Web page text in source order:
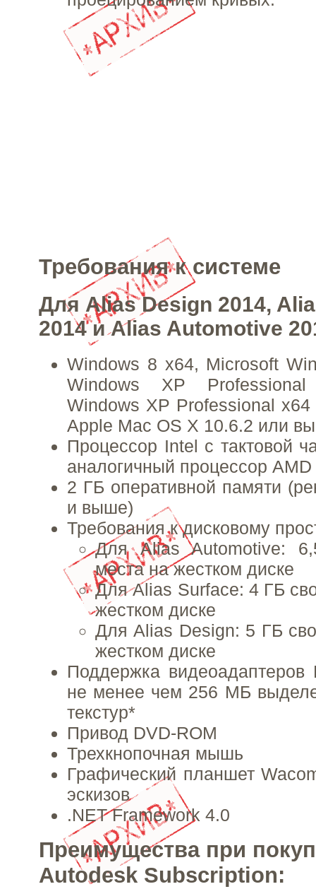
Требования к системе
Для Alias Design 2014,
2014 и Alias Automotive
Windows 8 x64, Microsoft
Windows XP
Windows XP Professional
Apple Mac OS X 10.6.2 или
Процессор Intel с тактовой
аналогичный процессор
2 ГБ оперативной памяти
и выше)
Требования к дисковому
Для Alias Automotive:
места на жестком диске
Для Alias Surface: 4 ГБ
жестком диске
Для Alias Design: 5 ГБ
жестком диске
Поддержка
не менее чем 256 МБ
текстур*
Привод DVD-ROM
Трехкнопочная мышь
Графический планшет
эскизов
.NET Framework 4.0
Преимущества при
Autodesk Subscription: